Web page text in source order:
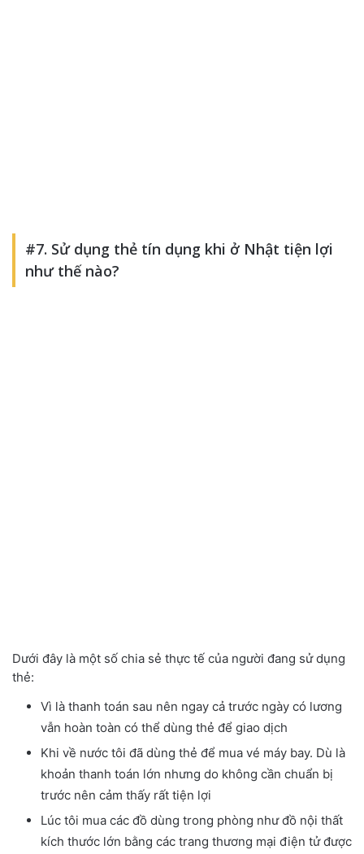
#7. Sử dụng thẻ tín dụng khi ở Nhật tiện lợi
như thế nào?
Dưới đây là một số chia sẻ thực tế của người đang sử dụng
thẻ:
Vì là thanh toán sau nên ngay cả trước ngày có lương
vẫn hoàn toàn có thể dùng thẻ để giao dịch
Khi về nước tôi đã dùng thẻ để mua vé máy bay. Dù là
khoản thanh toán lớn nhưng do không cần chuẩn bị
trước nên cảm thấy rất tiện lợi
Lúc tôi mua các đồ dùng trong phòng như đồ nội thất
kích thước lớn bằng các trang thương mại điện tử được